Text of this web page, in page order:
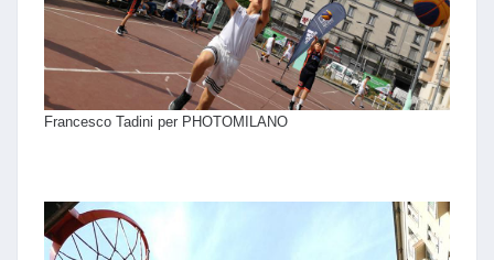
Francesco Tadini per PHOTOMILANO